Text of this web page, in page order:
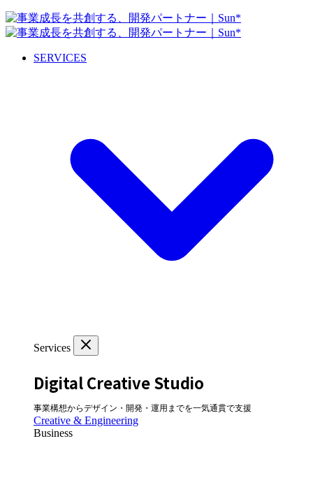
SERVICES
Services
Digital Creative Studio
事業構想からデザイン・開発・運用までを一気通貫で支援
Creative & Engineering
Business